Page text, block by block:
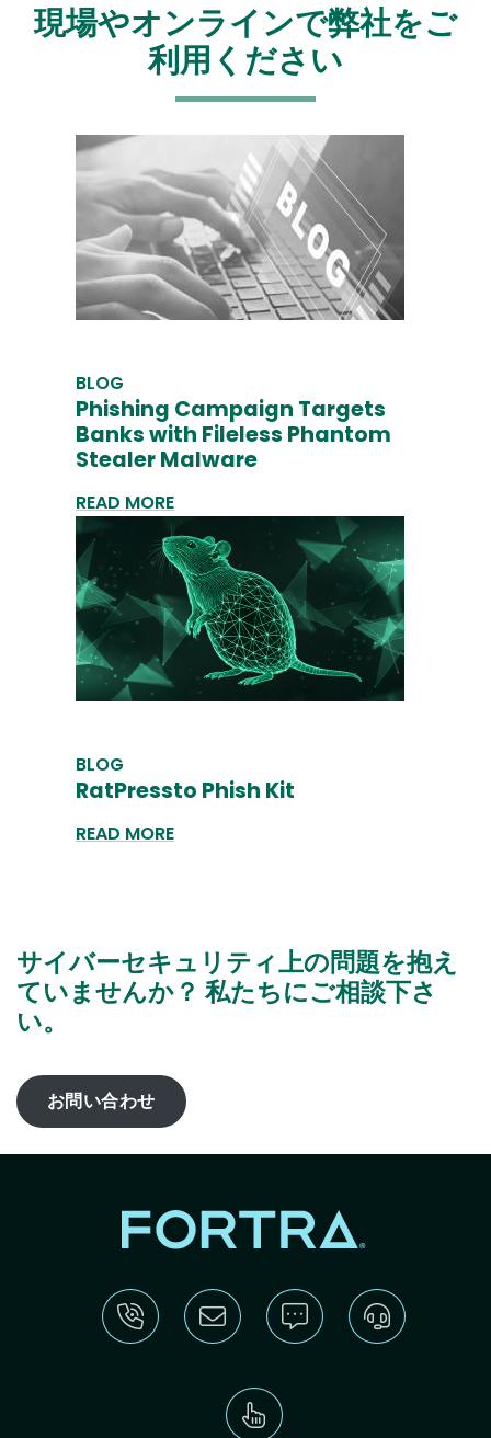
現場やオンラインで弊社をご
利用ください
BLOG
Phishing Campaign Targets
Banks with Fileless Phantom
Stealer Malware
READ MORE
BLOG
RatPressto Phish Kit
READ MORE
サイバーセキュリティ上の問題を抱え
ていませんか？ 私たちにご相談下さ
い。
お問い合わせ